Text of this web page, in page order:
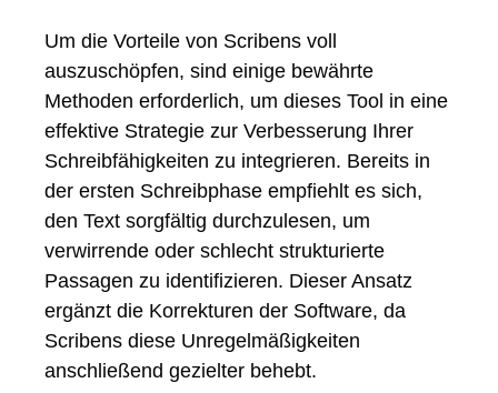
Um die Vorteile von Scribens voll
auszuschöpfen, sind einige bewährte
Methoden erforderlich, um dieses Tool in eine
effektive Strategie zur Verbesserung Ihrer
Schreibfähigkeiten zu integrieren. Bereits in
der ersten Schreibphase empfiehlt es sich,
den Text sorgfältig durchzulesen, um
verwirrende oder schlecht strukturierte
Passagen zu identifizieren. Dieser Ansatz
ergänzt die Korrekturen der Software, da
Scribens diese Unregelmäßigkeiten
anschließend gezielter behebt.